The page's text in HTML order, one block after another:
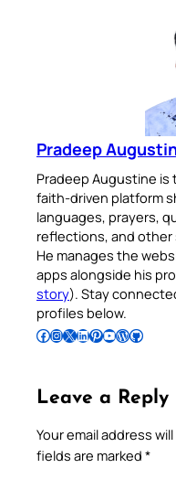
Pradeep
Pradeep Augustine is
faith-driven platform
languages, prayers,
reflections, and other
He manages the
apps alongside his
story). Stay
profiles below.
Follow Pradeep on Facebook Follow Pradeep on InstagramFollow Pradeep on X Follow Pradeep on LinkedIn Follow Pradeep on Pinterest Subscribe to Pradeep’s Youtube Channel Follow Pradeep on WordPress Follow Pradeep on GitHub
Leave a Reply
Your email address
fields are marked *